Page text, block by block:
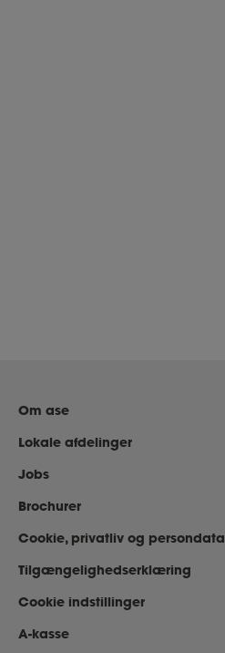
Om ase
Lokale afdelinger
Jobs
Brochurer
Cookie, privatliv og persondata
Tilgængelighedserklæring
Cookie indstillinger
A-kasse